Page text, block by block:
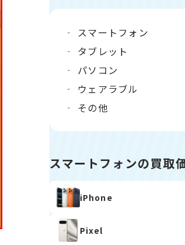
スマートフォン
タブレット
パソコン
ウェアラブル
その他
スマートフォンの買取
iPhone
Pixel